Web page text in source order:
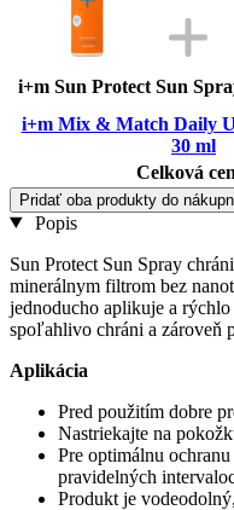
i+m Sun Protect Sun
i+m Mix & Match Daily
30 ml
Celková
Pridať oba produkty do
Popis
Sun Protect Sun Spray
minerálnym filtrom bez
jednoducho aplikuje a rýchlo
spoľahlivo chráni a zároveň
Aplikácia
Pred použitím dobre
Nastriekajte na
Pre optimálnu
pravidelných
Produkt je